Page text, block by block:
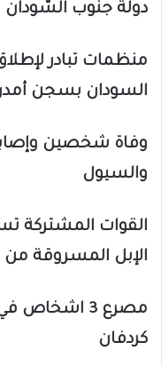
دولة جنوب السُّودان
منظمات تبادر
السودان بسجن
وفاة شخصين وإصابة
والسيول
القوات المشتركة
الإبل المسروقة
مصرع 3
كردفان